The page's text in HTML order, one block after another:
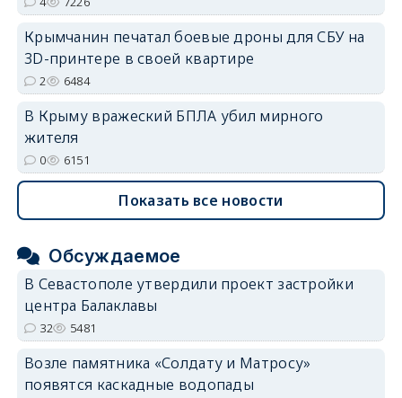
Крымчанин печатал боевые дроны для СБУ на
3D-принтере в своей квартире
2 6484
В Крыму вражеский БПЛА убил мирного
жителя
0 6151
Показать все новости
Обсуждаемое
В Севастополе утвердили проект застройки
центра Балаклавы
32 5481
Возле памятника «Солдату и Матросу»
появятся каскадные водопады